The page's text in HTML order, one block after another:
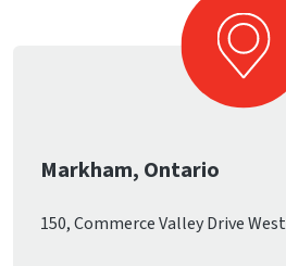
Markham, Ontario
150, Commerce Valley Drive West